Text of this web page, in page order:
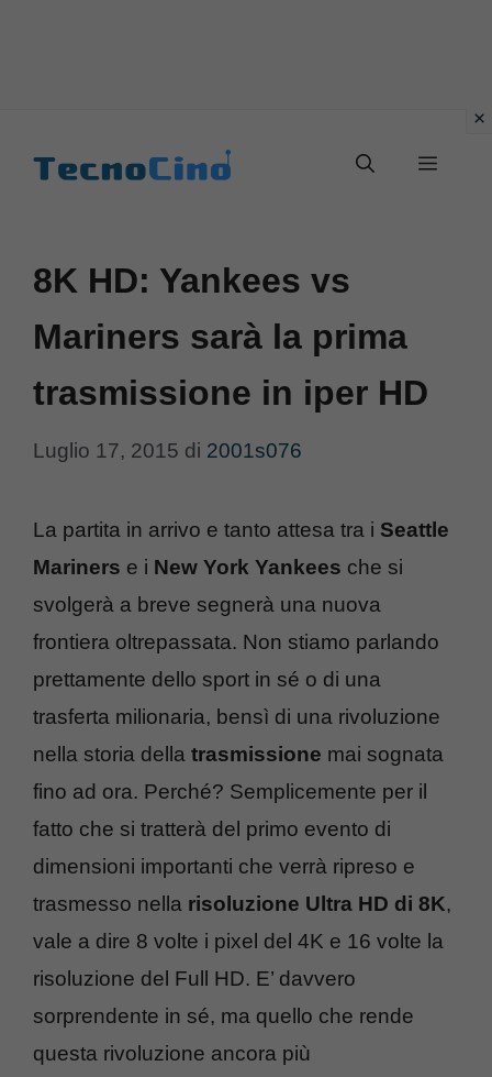
Menu
8K HD: Yankees vs
Mariners sarà la prima
trasmissione in iper HD
Luglio 17, 2015 di 2001s076
La partita in arrivo e tanto attesa tra i Seattle
Mariners e i New York Yankees che si
svolgerà a breve segnerà una nuova
frontiera oltrepassata. Non stiamo parlando
prettamente dello sport in sé o di una
trasferta milionaria, bensì di una rivoluzione
nella storia della trasmissione mai sognata
fino ad ora. Perché? Semplicemente per il
fatto che si tratterà del primo evento di
dimensioni importanti che verrà ripreso e
trasmesso nella risoluzione Ultra HD di 8K,
vale a dire 8 volte i pixel del 4K e 16 volte la
risoluzione del Full HD. E’ davvero
sorprendente in sé, ma quello che rende
questa rivoluzione ancora più